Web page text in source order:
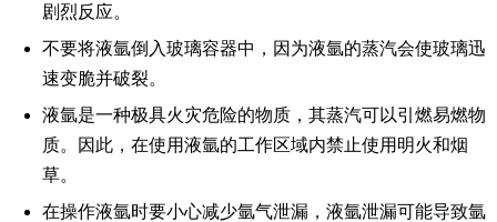
剧烈反应。
不要将液氩倒入玻璃容器中，因为液氩的蒸汽会使玻璃迅
速变脆并破裂。
液氩是一种极具火灾危险的物质，其蒸汽可以引燃易燃物
质。因此，在使用液氩的工作区域内禁止使用明火和烟
草。
在操作液氩时要小心减少氩气泄漏，液氩泄漏可能导致氩